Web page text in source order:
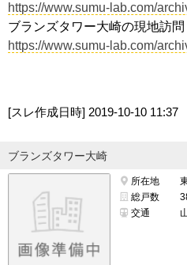
https://www.sumu-lab.com/
ブランズタワー大崎の現地訪問
https://www.sumu-lab.com/
[スレ作成日時] 2019-10-10 11:37
ブランズタワー大崎
所在地
総戸数
交通